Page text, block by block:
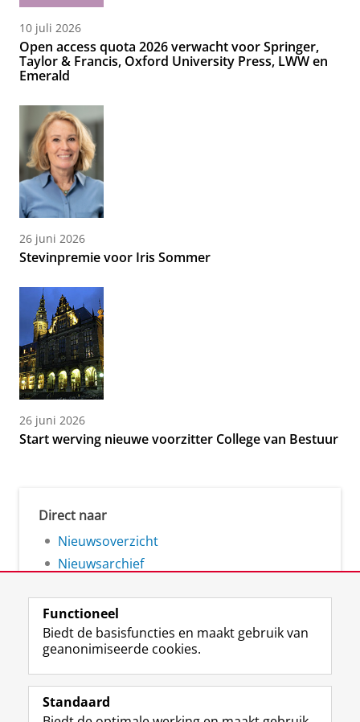
10 juli 2026
Open access quota 2026 verwacht voor Springer,
Taylor & Francis, Oxford University Press, LWW en
Emerald
26 juni 2026
Stevinpremie voor Iris Sommer
26 juni 2026
Start werving nieuwe voorzitter College van Bestuur
Direct naar
Nieuwsoverzicht
Nieuwsarchief
Volg de RUG
F
a
L
i
R
S
I
n
Y
o
Functioneel
Biedt de basisfuncties en maakt gebruik van
geanonimiseerde cookies.
Standaard